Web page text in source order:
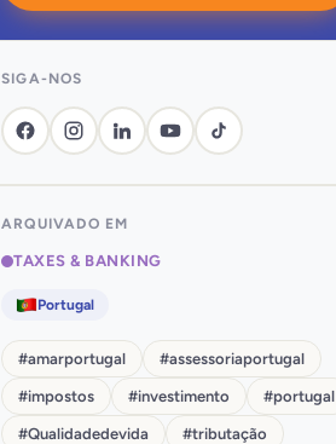
SIGA-NOS
ARQUIVADO EM
TAXES & BANKING
Portugal
#amarportugal #assessoriaportugal
#impostos #investimento #portugal
#Qualidadedevida #tributação